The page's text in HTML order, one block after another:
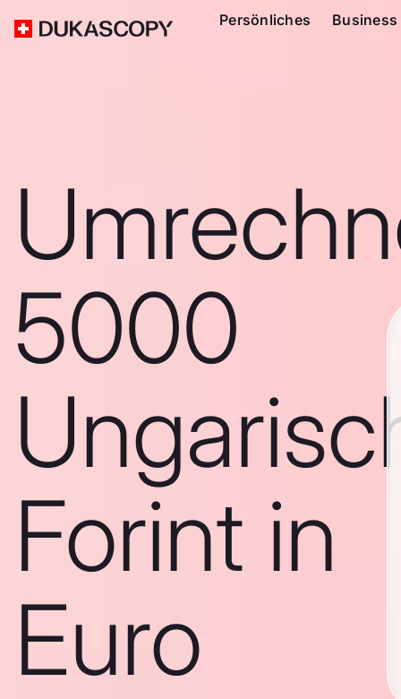
Persönliches Business
5000
Forint in
Euro